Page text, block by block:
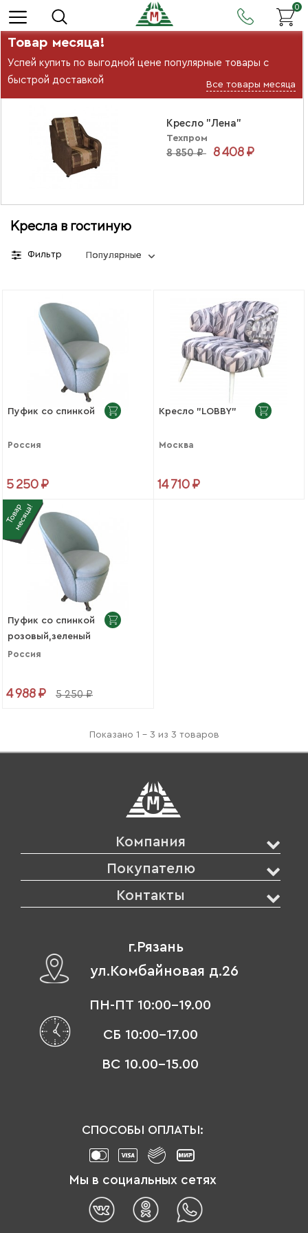
0
Товар месяца!
Успей купить по выгодной цене популярные товары с
быстрой доставкой
Все товары месяца
Кресло "Лена"
Техпром
8 850 ₽ 8 408 ₽
Кресла в гостиную
Фильтр Популярные
Пуфик со спинкой
Россия
5 250 ₽
Кресло "LOBBY"
Москва
14 710 ₽
Пуфик со спинкой
розовый,зеленый
Россия
4 988 ₽ 5 250 ₽
Показано 1 - 3 из 3 товаров
Компания
Покупателю
Контакты
г.Рязань
ул.Комбайновая д.26
ПН-ПТ 10:00-19.00
СБ 10:00-17.00
ВС 10.00-15.00
СПОСОБЫ ОПЛАТЫ:
Мы в социальных сетях